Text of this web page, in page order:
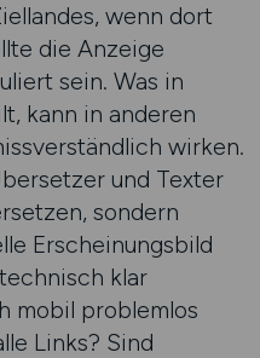
wenn dort
die Anzeige
sein. Was in
kann in anderen
wirken.
und Texter
sondern
Erscheinungsbild
klar
mobil problemlos
Links? Sind